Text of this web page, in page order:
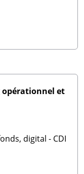
opérationnel et
digital - CDI